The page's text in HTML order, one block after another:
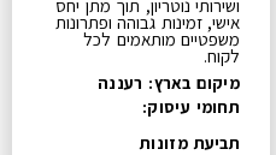
ושירותי נוטריון, תוך מתן יחס
אישי, זמינות גבוהה ופתרונות
משפטיים מותאמים לכל
לקוח.
מיקום בארץ: רעננה
תחומי עיסוק:
תביעת מזונות